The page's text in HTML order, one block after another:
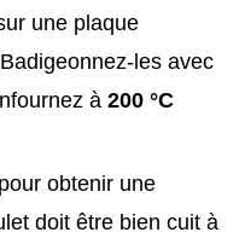
une plaque
les avec
à 200 °C
obtenir une
doit être bien cuit à